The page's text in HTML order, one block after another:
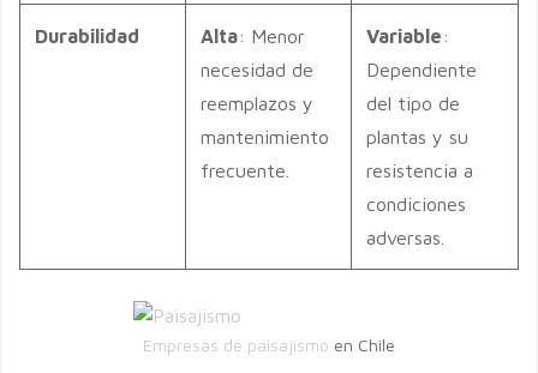
Durabilidad Alta: Menor
necesidad de
reemplazos y
mantenimiento
frecuente.
Variable:
Dependiente
del tipo de
plantas y su
resistencia a
condiciones
adversas.
Empresas de paisajismo en Chile